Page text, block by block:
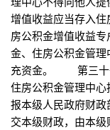
增值收益应当存入
房公积金增值收益
金、住房公积金管
充资金。 第三十
住房公积金管理中心
报本级人民政府财
交本级财政，由本